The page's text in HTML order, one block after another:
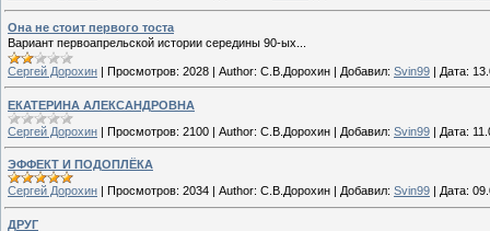
Она не стоит первого тоста
Вариант первоапрельской истории середины 90-ых...
Сергей Дорохин | Просмотров: 2028 | Author: С.В.Дорохин | Добавил: Svin99 | Дата:
ЕКАТЕРИНА АЛЕКСАНДРОВНА
Сергей Дорохин | Просмотров: 2100 | Author: С.В.Дорохин | Добавил: Svin99 | Дата:
ЭФФЕКТ И ПОДОПЛЁКА
Сергей Дорохин
Просмотров: 2034 Author: С.В.Дорохин Добавил: Svin99 Дата:
ДРУГ